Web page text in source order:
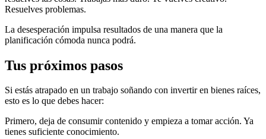
Resuelves problemas.
La desesperación impulsa resultados de una manera que la
planificación cómoda nunca podrá.
Tus próximos pasos
Si estás atrapado en un trabajo soñando con invertir en bienes raíces,
esto es lo que debes hacer:
Primero, deja de consumir contenido y empieza a tomar acción. Ya
tienes suficiente conocimiento.